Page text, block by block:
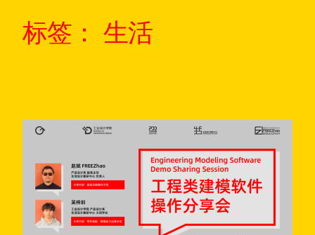
标签： 生活